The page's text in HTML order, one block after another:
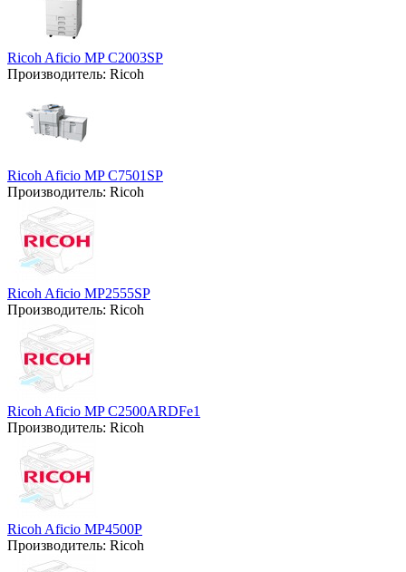
Ricoh Aficio MP C2003SP
Производитель: Ricoh
Ricoh Aficio MP C7501SP
Производитель: Ricoh
Ricoh Aficio MP2555SP
Производитель: Ricoh
Ricoh Aficio MP C2500ARDFe1
Производитель: Ricoh
Ricoh Aficio MP4500P
Производитель: Ricoh